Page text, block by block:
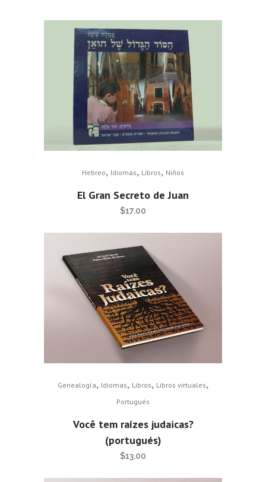
Hebreo, Idiomas, Libros, Niños
El Gran Secreto de Juan
$17.00
Genealogía, Idiomas, Libros, Libros virtuales,
Portugués
Você tem raízes judaicas?
(portugués)
$13.00